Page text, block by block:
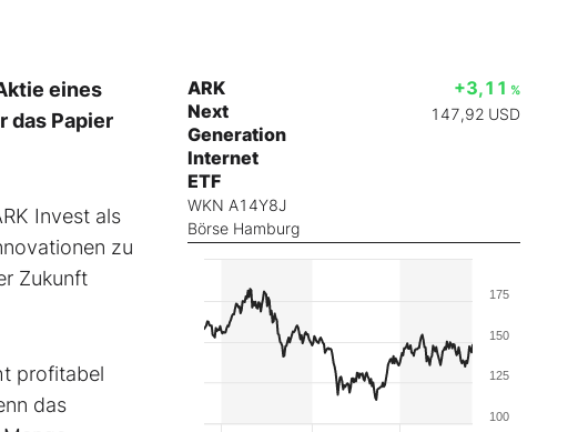
eines
das Papier
Invest als
zu
Zukunft
profitabel
das
ARK
Next
Generation
Internet
ETF
WKN A14Y8J
Börse Hamburg
+3,11 %
147,92 USD
100
125
150
175